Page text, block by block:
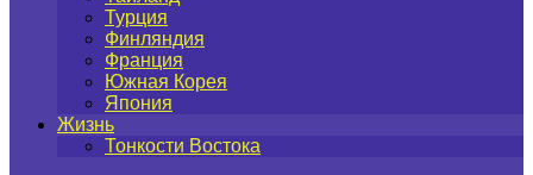
Турция
Финляндия
Франция
Южная Корея
Япония
Жизнь
Тонкости Востока